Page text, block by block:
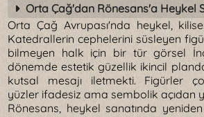
Orta Çağ'dan Rönesans'a Heykel
Orta Çağ Avrupası'nda heykel,
Katedrallerin cephelerini süsleyen
bilmeyen halk için bir tür görsel
dönemde estetik güzellik ikincil
kutsal mesajı iletmekti. Figürler
yüzler ifadesiz ama sembolik açıdan
Rönesans, heykel sanatında